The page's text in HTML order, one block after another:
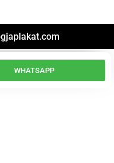
WHATSAPP